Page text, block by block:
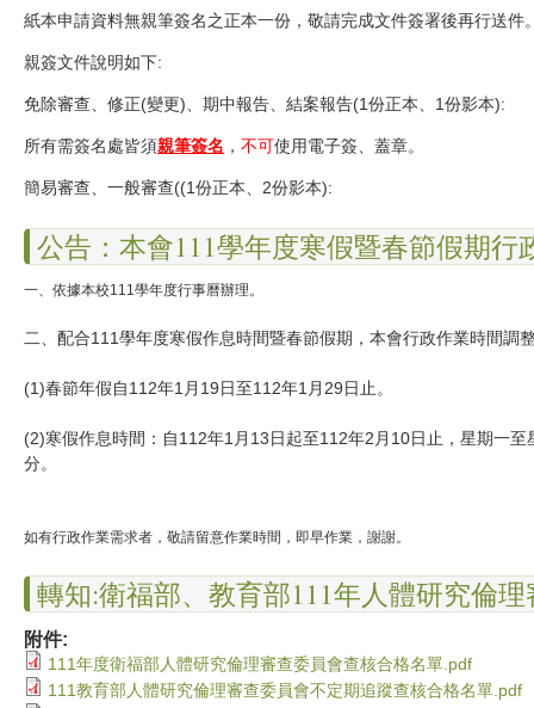
紙本申請資料無親筆簽名之正本一份，敬請完成文件簽署後再行送件
親簽文件說明如下:
免除審查、修正(變更)、期中報告、結案報告(1份正本、1份影本):
所有需簽名處皆須親筆簽名 ， 不可使用電子簽、蓋章。
簡易審查、一般審查((1份正本、2份影本):
公告：本會111學年度寒假暨春節假期行
一、依據本校111學年度行事曆辦理。
二、配合111學年度寒假作息時間暨春節假期，本會行政作業時間調
(1)春節年假自112年1月19日至112年1月29日止。
(2)寒假作息時間：自112年1月13日起至112年2月10日止，星期一
分。
如有行政作業需求者，敬請留意作業時間，即早作業，謝謝。
轉知:衛福部、教育部111年人體研究倫
附件:
111年度衛福部人體研究倫理審查委員會查核合格名單.pdf
111教育部人體研究倫理審查委員會不定期追蹤查核合格名單.pdf